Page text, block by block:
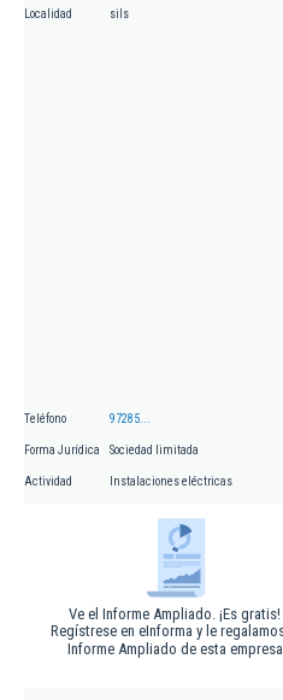
Localidad sils
Teléfono 97285...
Forma Jurídica Sociedad limitada
Actividad Instalaciones eléctricas
Ve el Informe Ampliado. ¡Es gratis!
Regístrese en eInforma y le
Informe Ampliado de esta empresa